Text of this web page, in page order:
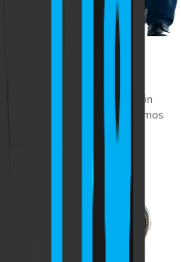
la importancia de una gestión
por eso ofrecemos
su funcionamiento.